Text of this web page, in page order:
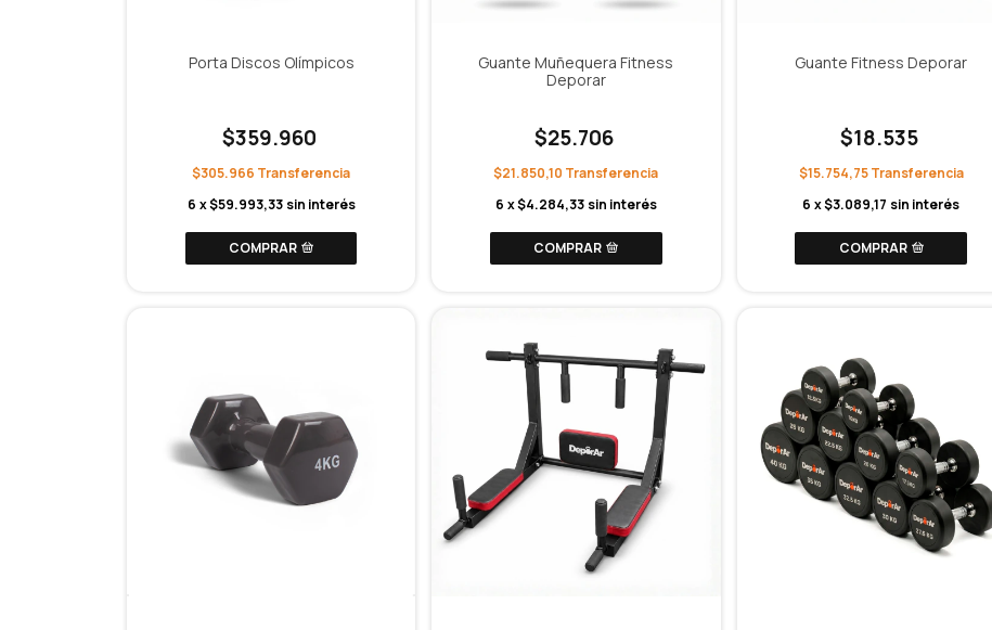
Porta Discos Olímpicos
$359.960
$305.966
6 x$59.993,33 sin interés
COMPRAR
Guante Muñequera Fitness
Deporar
$25.706
$21.850,10
6 x$4.284,33 sin interés
COMPRAR
Guante Fitness Deporar
$18.535
$15.754,75
6 x$3.089,17 sin interés
COMPRAR